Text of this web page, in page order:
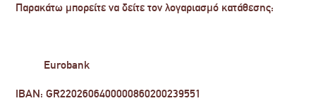
Παρακάτω μπορείτε να δείτε τον λογαριασμό κατάθεσης:
Eurobank
IBAN: GR2202606400000860200239551